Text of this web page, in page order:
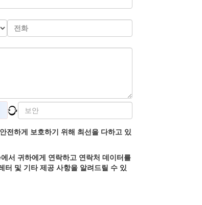
하게 보호하기 위해 최선을 다하고 있
귀하에게 연락하고 연락처 데이터를
터 및 기타 제공 사항을 알려드릴 수 있